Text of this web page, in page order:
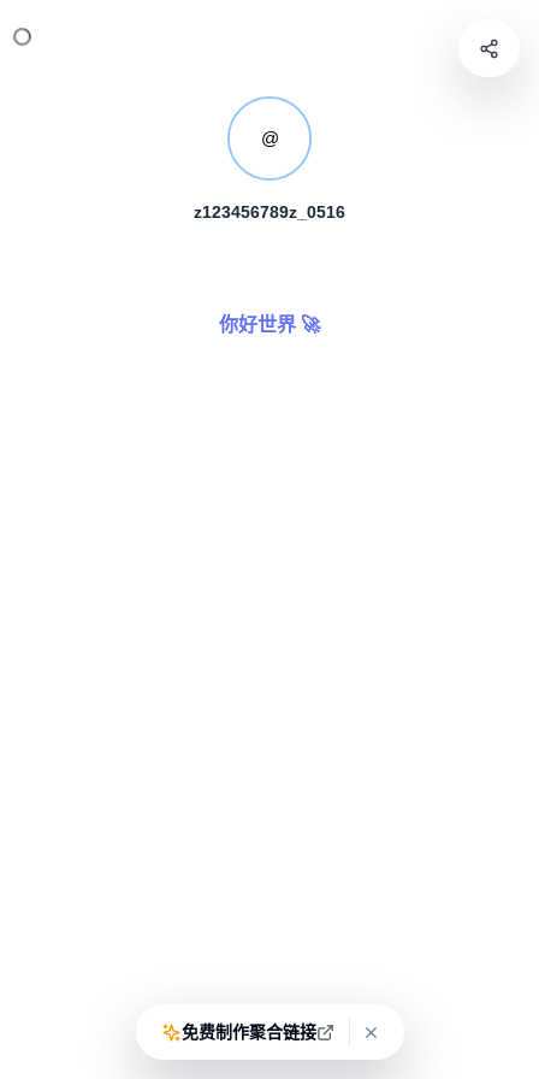
@
z123456789z_0516
你好世界 🚀
免费制作聚合链接